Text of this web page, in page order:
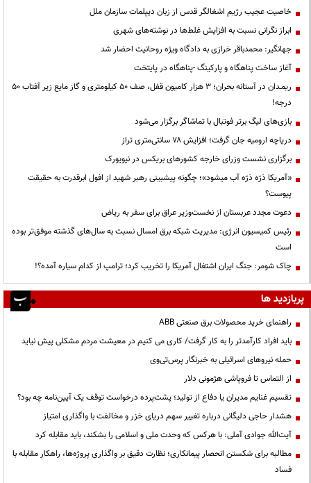
خاصیت عجیب رژیم اشغالگر قدس از زبان دیپلمات سازمان ملل
ابراز نگرانی نسبت به افزایش غلط‌ها در نوشته‌های شهری
جهانگیر: محمدباقر خرازی به دادگاه ویژه روحانیت احضار شد
آغاز ساخت پناهگاه و پارکینگ -پناهگاه در پایتخت
ریمـدان در آستانه بحران؛ ۳ هزار کامیون قفل، صف ۵۰ کیلومتری و گاز مایع زیر آفتاب ۵۰
درجه!
بازی‌های لیگ برتر فوتبال با تماشاگر برگزار می‌شود
دریاچه ارومیه جان گرفت؛ افزایش ۷۸ سانتی‌متری تراز
برگزاری نشست وزرای خارجه کشورهای بریکس در نیویورک
«آمریکا ذرّه ذرّه آب میشود»؛ چگونه پیشبینی رهبر شهید از افول ابرقدرت به حقیقت
پیوست؟
دعوت مجدد عربستان از نخست‌وزیر عراق برای سفر به ریاض
رئیس کمیسیون انرژی: مدیریت شبکه برق امسال نسبت به سال‌های گذشته موفق‌تر بوده
است
چاک شومر: جنگ ایران اشتغال آمریکا را تخریب کرد؛ ترامپ از کدام سیاره آمده؟!
پربازدید ها
راهنمای خرید محصولات برق صنعتی ABB
باید افراد کارآمدتر را به کار گرفت/ کاری می کنیم در معیشت مردم مشکلی پیش نیاید
حمله نیروهای اسرائیلی به خبرنگار پرس‌تی‌وی
از التماس تا فروپاشی هژمونی دلار
تقسیم غنایم مدیران یا دفاع از تولید؛ پشت‌پرده درخواست توقف یک آیین‌نامه چه بود؟
هشدار حاجی دلیگانی درباره تغییر سهم دریای خزر و مخالفت با واگذاری امتیاز
آیت‌الله جوادی آملی: با هرکس که وحدت ملی و اسلامی را بشکند، باید مقابله کرد
مطالبه برای شکستن انحصار پیمانکاری؛ نظارت دقیق بر واگذاری پروژه‌ها، راهکار مقابله با
فساد